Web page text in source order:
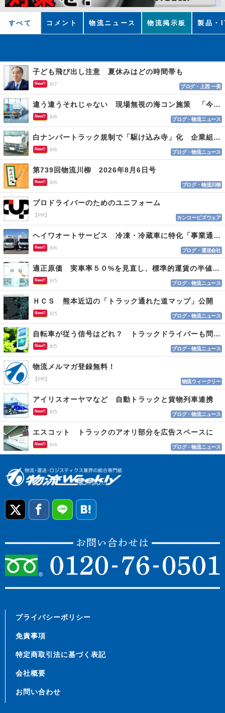
すべて コメント 物流ニュース 物流掲示板 製品・
子ども飛び出し注意 夏休みはどの時間帯も
New!! 8/7 ブログ・上西 一美
違う違うそれじゃない 現場無視の海コン施策 「今でも平均２～３時間は待つ」
New!! 8/6 ブログ・物流ニュース
白ナンバートラック規制で「駆け込み寺」化 企業組合が入会基準を見直しへ
New!! 8/6 ブログ・物流ニュース
第739回物流川柳 2026年8月6日号
New!! 8/6 ブログ・物流川柳
プロドライバーのためのユニフォーム
【PR】 カンコービズウェア
ヘイワオートサービス 冷凍・冷蔵車に特化「事業通じ貢献目指す」
New!! 8/6 ブログ・運送会社
適正原価 実車率５０%を見直し、標準的運賃の半値の恐れも
New!! 8/5 ブログ・物流ニュース
ＨＣＳ 熊本近辺の「トラック通れた道マップ」公開
New!! 8/5 ブログ・物流ニュース
自転車が従う信号はどれ？ トラックドライバーも問われる認識
New!! 8/5 ブログ・物流ニュース
物流メルマガ登録無料！
【PR】 物流ウィークリー
アイリスオーヤマなど 自動トラックと貨物列車連携
New!! 8/5 ブログ・物流ニュース
エスコット トラックのアオリ部分を広告スペースに
New!! 8/4 ブログ・物流ニュース
プライバシーポリシー
免責事項
特定商取引法に基づく表記
会社概要
お問い合わせ